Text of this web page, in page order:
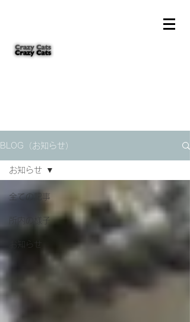
BLOG（お知らせ）
全ての記事
所内の様子
お知らせ
お知らせ